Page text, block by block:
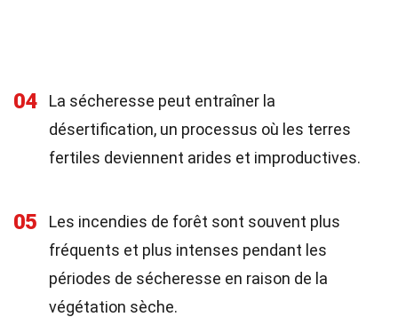
04
La sécheresse peut entraîner la
désertification, un processus où les terres
fertiles deviennent arides et improductives.
05
Les incendies de forêt sont souvent plus
fréquents et plus intenses pendant les
périodes de sécheresse en raison de la
végétation sèche.